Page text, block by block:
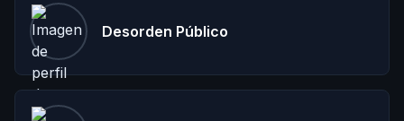
Desorden Público